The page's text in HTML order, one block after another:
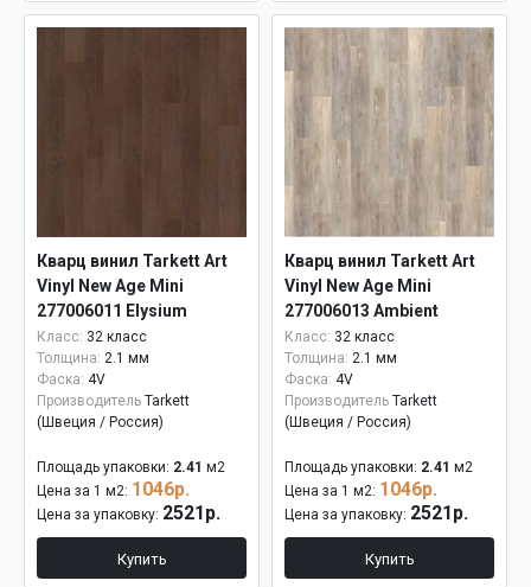
Кварц винил Tarkett Art
Vinyl New Age Mini
277006011 Elysium
Класс: 32 класс
Толщина: 2.1 мм
Фаска: 4V
Производитель Tarkett
(Швеция / Россия)
Площадь упаковки: 2.41 м2
Цена за 1 м2: 1046р.
Цена за упаковку: 2521р.
Купить
Кварц винил Tarkett Art
Vinyl New Age Mini
277006013 Ambient
Класс: 32 класс
Толщина: 2.1 мм
Фаска: 4V
Производитель Tarkett
(Швеция / Россия)
Площадь упаковки: 2.41 м2
Цена за 1 м2: 1046р.
Цена за упаковку: 2521р.
Купить